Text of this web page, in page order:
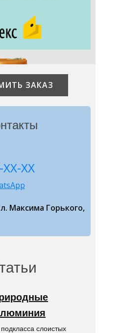
ЗАКАЗ
ХХ-ХХ
Максима Горького,
слоистых